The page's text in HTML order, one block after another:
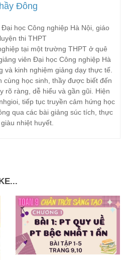
Đông
học Công nghiệp Hà Nội, giáo
thi THPT
tại một trường THPT ở quê
viên Đại học Công nghiệp Hà
và kinh nghiệm giảng dạy thực tế.
cùng học sinh, thầy được biết đến
rõ ràng, dễ hiểu và gần gũi. Hiện
tiếp tục truyền cảm hứng học
qua các bài giảng súc tích, thực
nhiệt huyết.